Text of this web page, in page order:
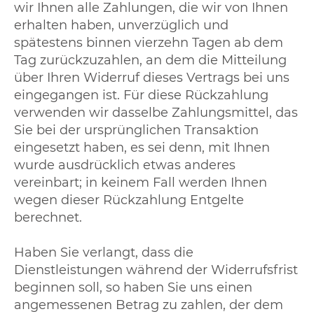
wir Ihnen alle Zahlungen, die wir von Ihnen
erhalten haben, unverzüglich und
spätestens binnen vierzehn Tagen ab dem
Tag zurückzuzahlen, an dem die Mitteilung
über Ihren Widerruf dieses Vertrags bei uns
eingegangen ist. Für diese Rückzahlung
verwenden wir dasselbe Zahlungsmittel, das
Sie bei der ursprünglichen Transaktion
eingesetzt haben, es sei denn, mit Ihnen
wurde ausdrücklich etwas anderes
vereinbart; in keinem Fall werden Ihnen
wegen dieser Rückzahlung Entgelte
berechnet.
Haben Sie verlangt, dass die
Dienstleistungen während der Widerrufsfrist
beginnen soll, so haben Sie uns einen
angemessenen Betrag zu zahlen, der dem